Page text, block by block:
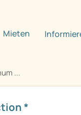
Mieten
...
*